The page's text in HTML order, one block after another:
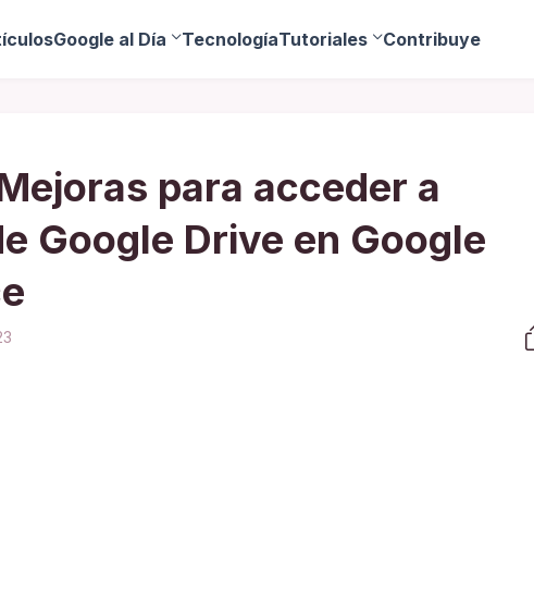
Google al Día TecnologíaTutoriales Contribuye
para acceder a
Google Drive en Google